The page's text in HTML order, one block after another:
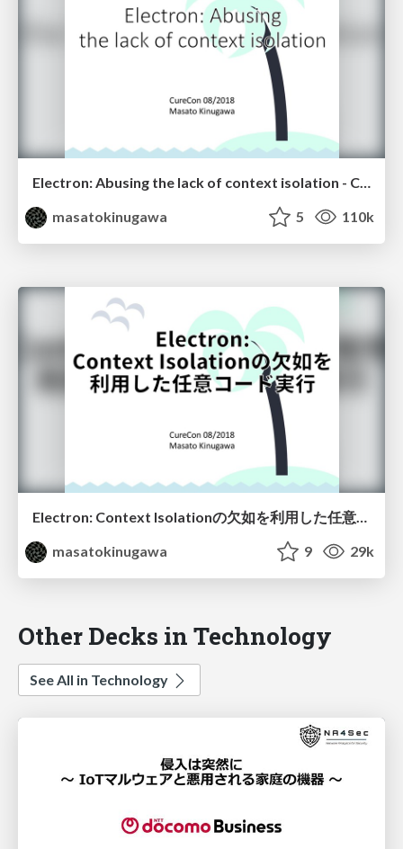
Electron: Abusing the lack of context isolation - CureCon(en)
masatokinugawa
5 110k
Electron: Context Isolationの欠如を利用した任意コード実行 / Electron: Abusing the lack of context isolation - CureCon(ja)
masatokinugawa
9 29k
Other Decks in Technology
See All in Technology